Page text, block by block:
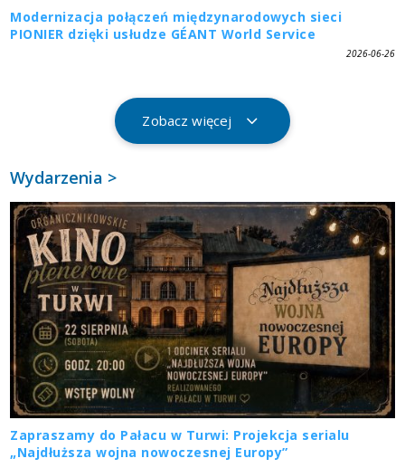
Modernizacja połączeń międzynarodowych sieci
PIONIER dzięki usłudze GÉANT World Service
2026-06-26
Zobacz więcej
Wydarzenia >
Zapraszamy do Pałacu w Turwi: Projekcja serialu
„Najdłuższa wojna nowoczesnej Europy”